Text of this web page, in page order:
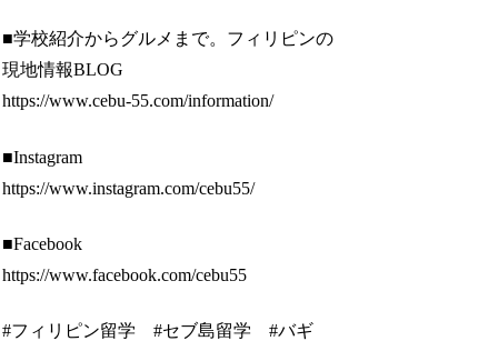
■学校紹介からグルメまで。フィリピンの
現地情報BLOG
https://www.cebu-55.com/information/
■Instagram
https://www.instagram.com/cebu55/
■Facebook
https://www.facebook.com/cebu55
#フィリピン留学 #セブ島留学 #バギ